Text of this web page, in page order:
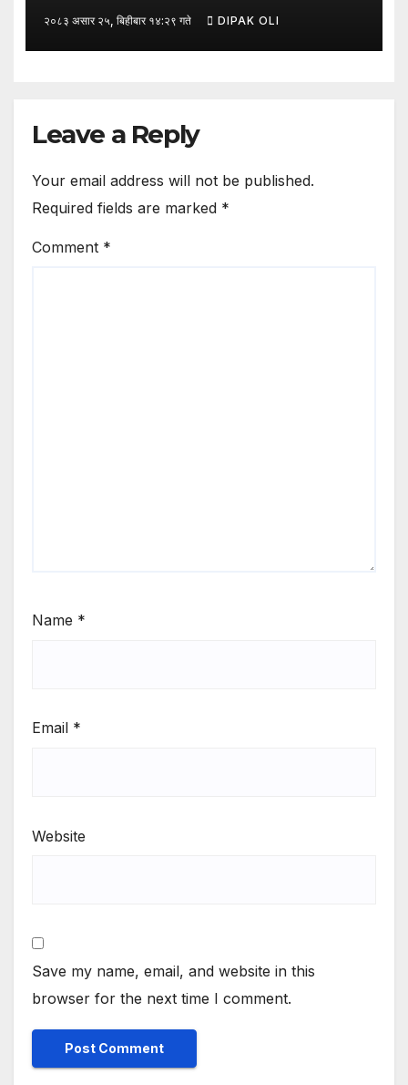
कार्यक्रम अन्तर्गत तरकारी उत्पादक किसान र
व्यापारीबीच व्यवसाय विस्तार सम्बन्धी
२०८३ असार २५, बिहीबार १४:२९ गते DIPAK OLI
Leave a Reply
Your email address will not be published.
Required fields are marked *
Comment *
Name *
Email *
Website
Save my name, email, and website in this
browser for the next time I comment.